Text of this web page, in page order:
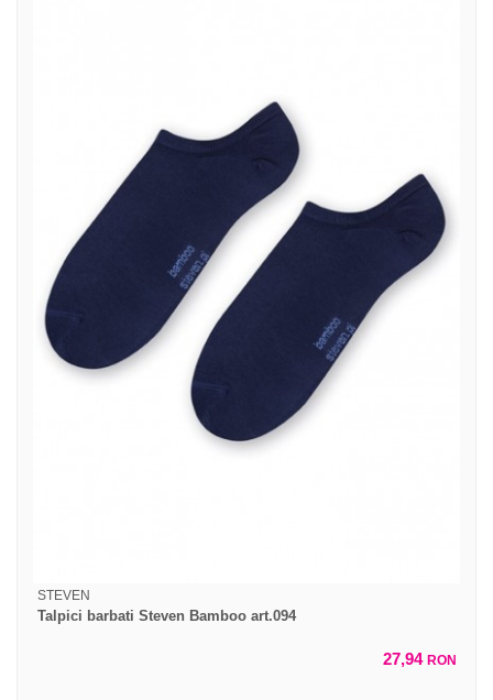
STEVEN
Talpici barbati Steven Bamboo art.094
27,94 RON